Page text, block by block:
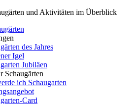
und Aktivitäten im Überblick
des Jahres
Igel
Jubiläen
Schaugärten
ich Schaugarten
Card